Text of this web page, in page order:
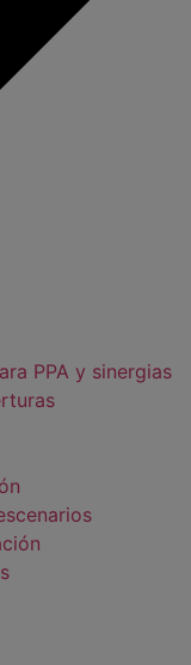
PPA y sinergias